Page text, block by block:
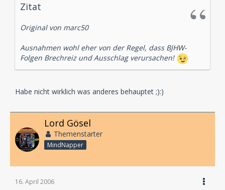
Zitat
Original von marc50
Ausnahmen wohl eher von der Regel, dass BJHW-
Folgen Brechreiz und Ausschlag verursachen!
Habe nicht wirklich was anderes behauptet ;):)
Lord Gösel
Themenstarter
MindNapper
16. April 2006